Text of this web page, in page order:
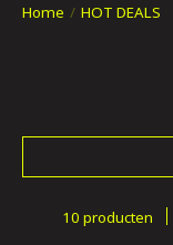
Home / HOT DEALS
10 producten